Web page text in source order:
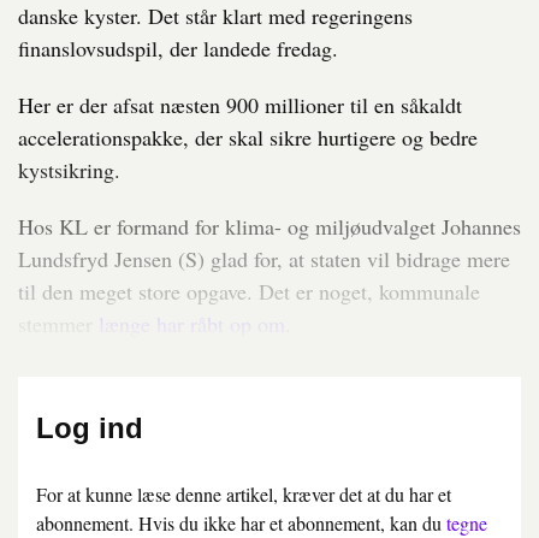
danske kyster. Det står klart med regeringens
finanslovsudspil, der landede fredag.
Her er der afsat næsten 900 millioner til en såkaldt
accelerationspakke, der skal sikre hurtigere og bedre
kystsikring.
Hos KL er formand for klima- og miljøudvalget Johannes
Lundsfryd Jensen (S) glad for, at staten vil bidrage mere
til den meget store opgave. Det er noget, kommunale
længe har råbt op om
Log ind
For at kunne læse denne artikel, kræver det at du har et
abonnement. Hvis du ikke har et abonnement, kan du tegne